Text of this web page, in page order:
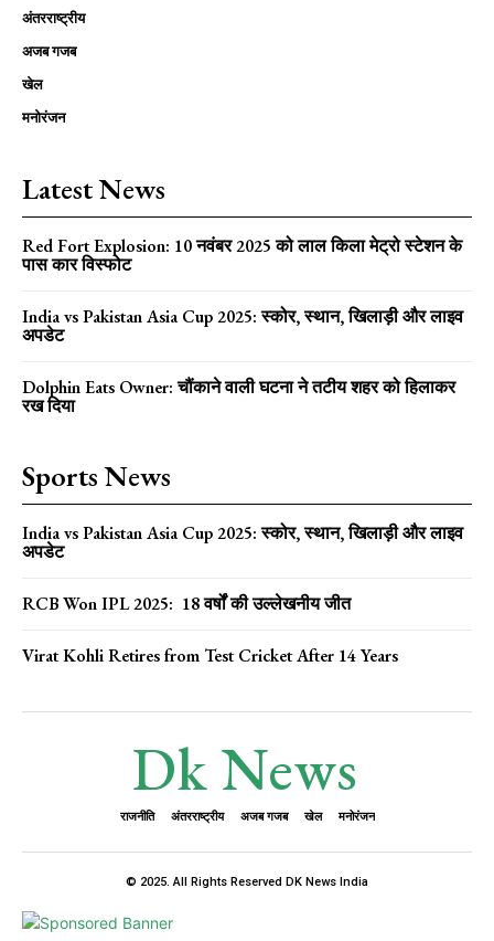
अंतरराष्ट्रीय
अजब गजब
खेल
मनोरंजन
Latest News
Red Fort Explosion: 10 नवंबर 2025 को लाल किला मेट्रो स्टेशन के
पास कार विस्फोट
India vs Pakistan Asia Cup 2025: स्कोर, स्थान, खिलाड़ी और लाइव
अपडेट
Dolphin Eats Owner: चौंकाने वाली घटना ने तटीय शहर को हिलाकर
रख दिया
Sports News
India vs Pakistan Asia Cup 2025: स्कोर, स्थान, खिलाड़ी और लाइव
अपडेट
RCB Won IPL 2025: 18 वर्षों की उल्लेखनीय जीत
Virat Kohli Retires from Test Cricket After 14 Years
Dk News
राजनीति अंतरराष्ट्रीय अजब गजब खेल मनोरंजन
© 2025. All Rights Reserved DK News India